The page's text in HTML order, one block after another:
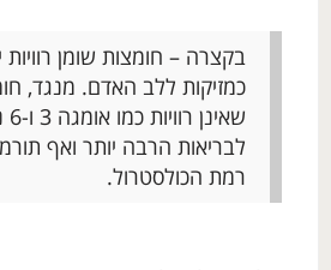
בקצרה – חומצות שומן רוויות
כמזיקות ללב האדם. מנגד,
לבריאות הרבה יותר ואף
רמת הכולסטרול.